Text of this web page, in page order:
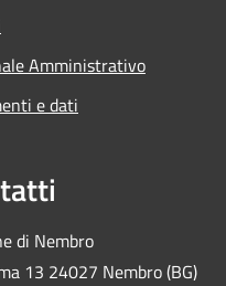
Amministrativo
e dati
di Nembro
13 24027 Nembro (BG)